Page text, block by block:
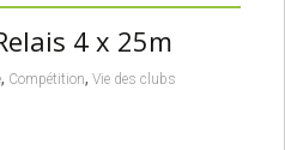
4 x 25m
, Compétition, Vie des clubs